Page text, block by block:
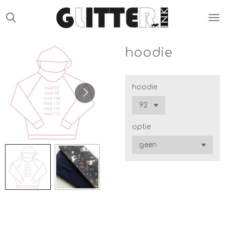
direct
hoofdinhoud
hoodie
hoodie
optie